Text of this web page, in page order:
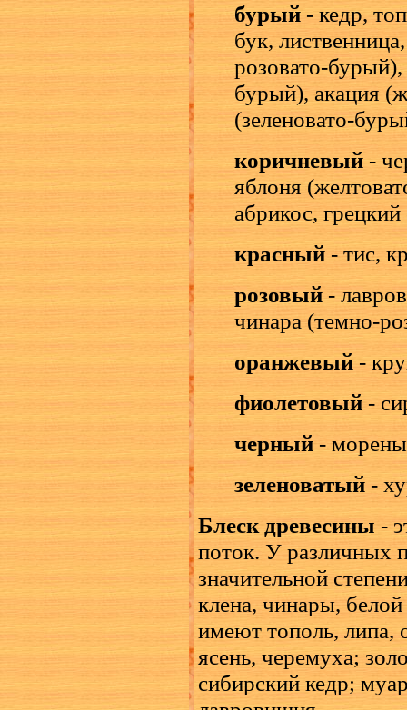
бурый - кедр,
бук,
розовато-
бурый), акация
(зеленовато-
коричневый -
яблоня
абрикос,
красный - тис,
розовый -
чинара (темно-
оранжевый-
фиолетовый -
черный -
зеленоватый -
Блеск древесины -
поток. У различных
значительной
клена, чинары,
имеют тополь, липа,
ясень, черемуха;
сибирский кедр;